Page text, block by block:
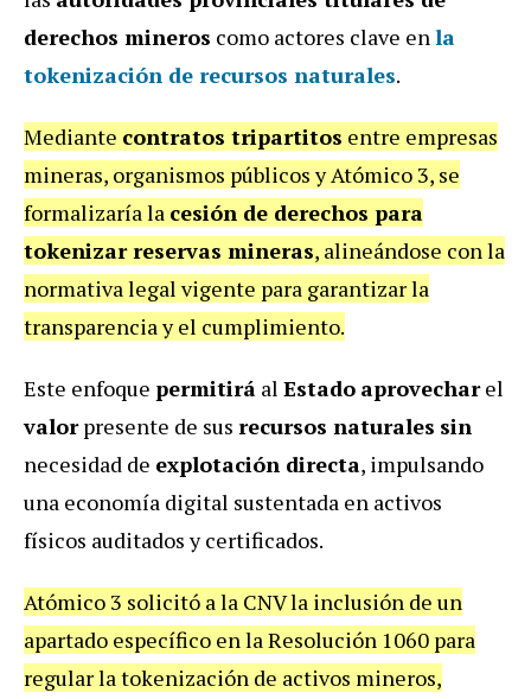
derechos mineros como actores clave enla
tokenización de recursos naturales.
Mediante contratos tripartitos entre empresas
mineras, organismos públicos y Atómico 3, se
formalizaría la cesión de derechos para
tokenizar reservas mineras, alineándose con la
normativa legal vigente para garantizar la
transparencia y el cumplimiento.
Este enfoque permitirá al Estado aprovecharel
valorpresente de sus recursos naturales sin
necesidad de explotación directa, impulsando
una economía digital sustentada en activos
físicos auditados y certificados.
Atómico 3 solicitó a la CNV la inclusión de un
apartado específico en la Resolución 1060 para
regular la tokenización de activos mineros,